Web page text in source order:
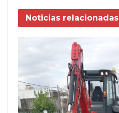
Noticias relacionadas